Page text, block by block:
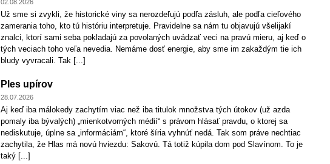
02.08.2026
Už sme si zvykli, že historické viny sa nerozdeľujú podľa zásluh, ale podľa cieľového
zamerania toho, kto tú históriu interpretuje. Pravidelne sa nám tu objavujú všelijakí
znalci, ktorí sami seba pokladajú za povolaných uvádzať veci na pravú mieru, aj keď o
tých veciach toho veľa nevedia. Nemáme dosť energie, aby sme im zakaždým tie ich
bludy vyvracali. Tak [...]
Ples upírov
28.07.2026
Aj keď iba málokedy zachytím viac než iba titulok množstva tých útokov (už azda
pomaly iba bývalých) „mienkotvorných médií“ s právom hlásať pravdu, o ktorej sa
nediskutuje, úplne sa „informáciám“, ktoré šíria vyhnúť nedá. Tak som práve nechtiac
zachytila, že Hlas má novú hviezdu: Sakovú. Tá totiž kúpila dom pod Slavínom. To je
taký [...]